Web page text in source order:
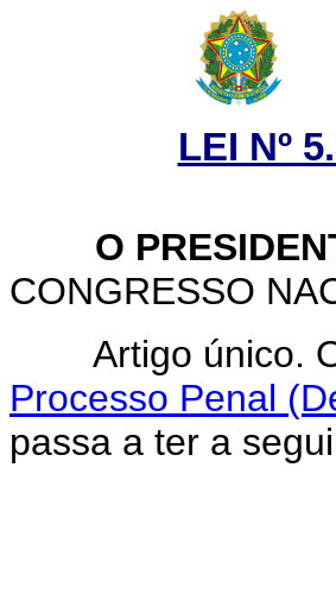
LEI Nº
O
CONGRESSO
Artigo único. O
Processo Penal
passa a ter a